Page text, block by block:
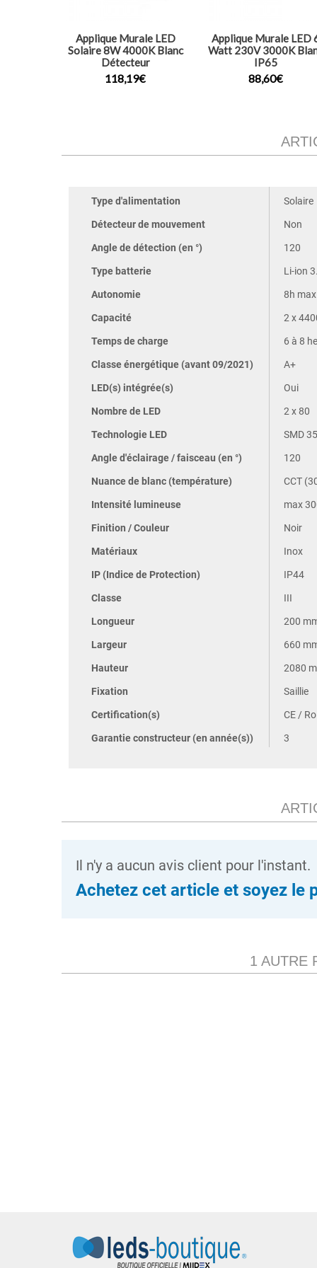
Applique Murale LED
Solaire 8W 4000K Blanc
Détecteur
118,19€
Applique Murale LED
Watt 230V 3000K
IP65
88,60€
Type d'alimentation Solaire
Détecteur de mouvement Non
Angle de détection (en °) 120
Type batterie Li-ion
Autonomie 8h max
Capacité 2 x
Temps de charge 6 à 8
Classe énergétique (avant 09/2021) A+
LED(s) intégrée(s) Oui
Nombre de LED 2 x 80
Technologie LED SMD
Angle d'éclairage / faisceau (en °) 120
Nuance de blanc (température) CCT
Intensité lumineuse max
Finition / Couleur Noir
Matériaux Inox
IP (Indice de Protection) IP44
Classe III
Longueur 200
Largeur 660
Hauteur 2080
Fixation Saillie
Certification(s) CE /
Garantie constructeur (en année(s)) 3
Il n'y a aucun avis client pour l'instant.
Achetez cet article et soyez le
1 AUTRE